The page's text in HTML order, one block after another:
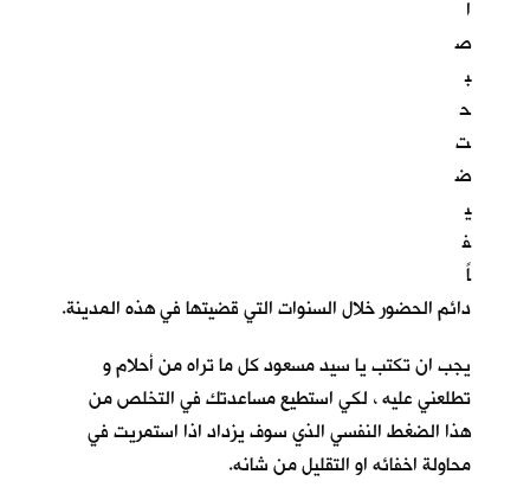
ا
ص
ب
ح
ت
ض
ي
ف
اً
دائم الحضور خلال السنوات التي قضيتها في هذه المدينة.
يجب ان تكتب يا سيد مسعود كل ما تراه من أحلام و
تطلعني عليه ، لكي استطيع مساعدتك في التخلص من
هذا الضغط النفسي الذي سوف يزداد اذا استمريت في
محاولة اخفائه او التقليل من شانه.